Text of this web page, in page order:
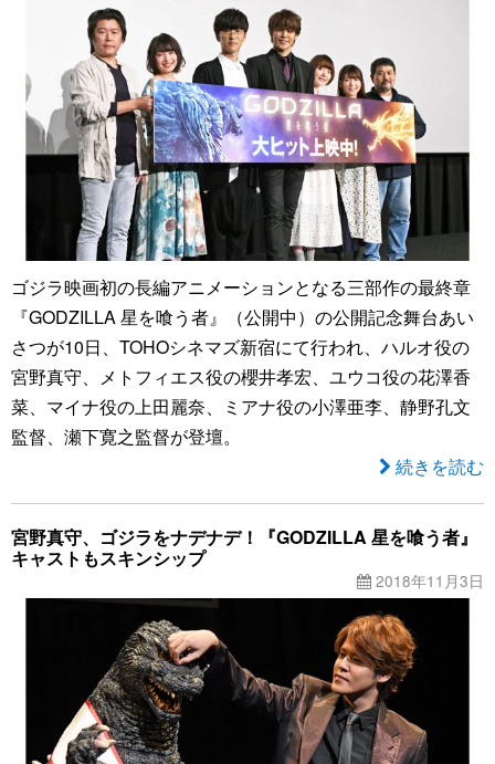
ゴジラ映画初の長編アニメーションとなる三部作の最終章
『GODZILLA 星を喰う者』（公開中）の公開記念舞台あい
さつが10日、TOHOシネマズ新宿にて行われ、ハルオ役の
宮野真守、メトフィエス役の櫻井孝宏、ユウコ役の花澤香
菜、マイナ役の上田麗奈、ミアナ役の小澤亜李、静野孔文
監督、瀬下寛之監督が登壇。
続きを読む
宮野真守、ゴジラをナデナデ！『GODZILLA 星を喰う者』
キャストもスキンシップ
2018年11月3日